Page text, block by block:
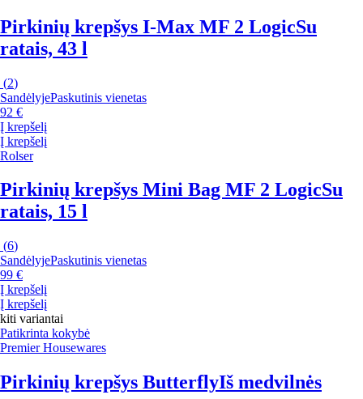
Pirkinių krepšys I-Max MF 2 LogicSu
ratais, 43 l
(2)
SandėlyjePaskutinis vienetas
92 €
Į krepšelį
Į krepšelį
Rolser
Pirkinių krepšys Mini Bag MF 2 LogicSu
ratais, 15 l
(6)
SandėlyjePaskutinis vienetas
99 €
Į krepšelį
Į krepšelį
kiti variantai
Patikrinta kokybė
Premier Housewares
Pirkinių krepšys ButterflyIš medvilnės